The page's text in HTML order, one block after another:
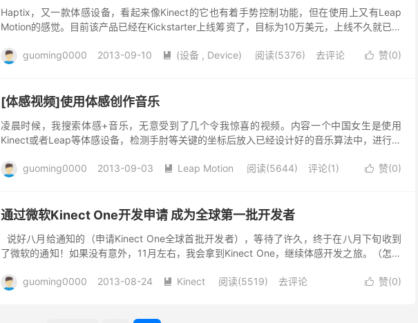
Haptix，又一款体感设备，看起来像Kinect的它也有着手势控制功能，但在使用上又有Leap
Motion的感觉。目前该产品已经在Kickstarter上线筹资了，目标为10万美元，上线不久就已筹
 赞(0)
guoming0000 2013-09-10  (设备 , Device) 阅读(5376) 去评论
[体感视频]使用体感创作音乐
凌晨时候，我搜索体感+音乐，无意受到了几个令我惊喜的视频。内容一个中国女生是使用
Kinect或者Leap等体感设备，检测手肘等关键的坐标后放入已经设计好的音乐算法中，进行音
 赞(0)
guoming0000 2013-09-03  Leap Motion 阅读(5644) 评论(1)
通过微软Kinect One开发申请 成为全球第一批开发者
说好八月给通知的（申请Kinect One全球首批开发者），等待了许久，终于在八月下旬收到
了微软的通知！如果没有意外，11月左右，我会拿到Kinect One，继续体感开发之旅。（怎么
 赞(0)
guoming0000 2013-08-24  Kinect 阅读(5519) 去评论